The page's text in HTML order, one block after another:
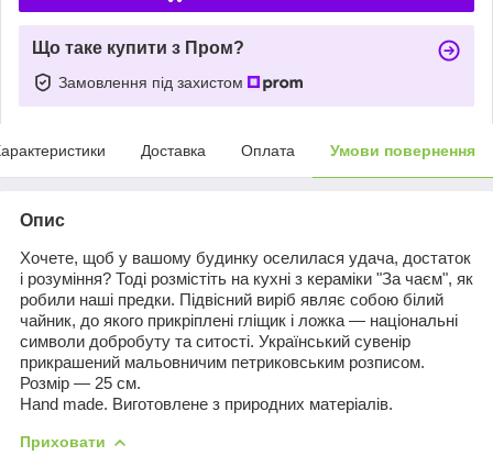
Що таке купити з Пром?
Замовлення під захистом
Доставка Оплата Умови повернення
Опис
Хочете, щоб у вашому будинку оселилася удача, достаток
і розуміння? Тоді розмістіть на кухні з кераміки "За чаєм", як
робили наші предки. Підвісний виріб являє собою білий
чайник, до якого прикріплені гліщик і ложка — національні
символи добробуту та ситості. Український сувенір
прикрашений мальовничим петриковським розписом.
Розмір — 25 см.
Hand made. Виготовлене з природних матеріалів.
Приховати